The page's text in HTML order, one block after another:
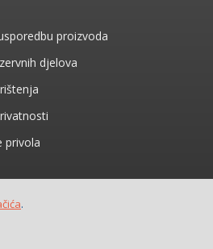
proizvoda
djelova
privola
.